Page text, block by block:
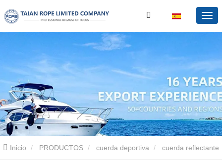
Inicio PRODUCTOS cuerda deportiva cuerda reflectante